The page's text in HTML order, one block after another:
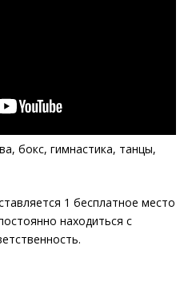
бокс, гимнастика, танцы,
1 бесплатное место
находиться с